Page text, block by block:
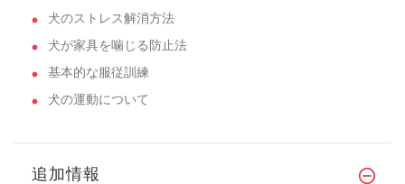
犬のストレス解消方法
犬が家具を噛じる防止法
基本的な服従訓練
犬の運動について
追加情報